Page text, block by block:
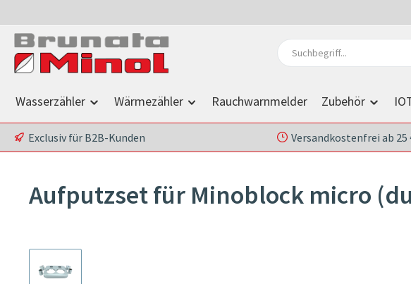
Wasserzähler Wärmezähler Rauchwarnmelder Zubehör
Exclusiv für B2B-Kunden Versandkostenfrei ab 25
Aufputzset für Minoblock micro